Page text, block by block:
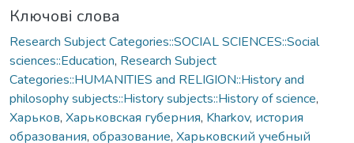
Ключові слова
Research Subject Categories::SOCIAL SCIENCES::Social
sciences::Education, Research Subject
Categories::HUMANITIES and RELIGION::History and
philosophy subjects::History subjects::History of science,
Харьков, Харьковская губерния, Kharkov, история
образования, образование, Харьковский учебный